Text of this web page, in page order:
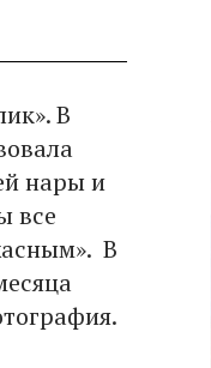
В
нары и
все
В